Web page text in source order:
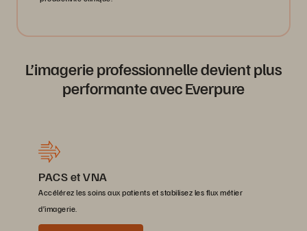
L’imagerie professionnelle devient plus
performante avec Everpure
PACS et VNA
Accélérez les soins aux patients et stabilisez les flux métier
d’imagerie.